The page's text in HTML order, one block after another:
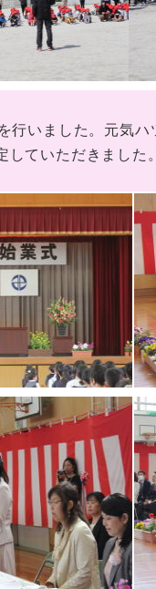
いました。元気ハ
ていただきまし